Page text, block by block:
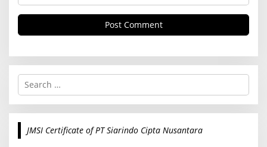
S
r
c
JMSI Certificate of PT Siarindo Cipta Nusantara